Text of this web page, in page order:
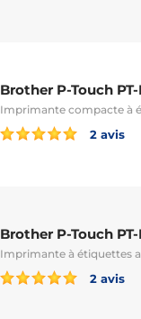
Brother P-Touch PT-
Imprimante compacte à
2 avis
Brother P-Touch PT-
Imprimante à étiquettes
2 avis